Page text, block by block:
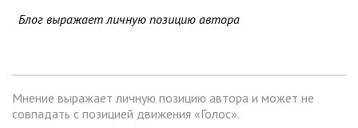
Блог выражает личную позицию автора
Мнение выражает личную позицию автора и может не
совпадать с позицией движения «Голос».